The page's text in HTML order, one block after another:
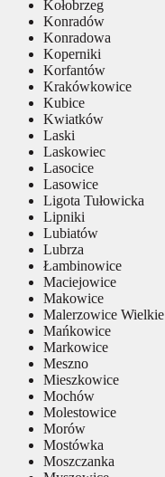
Kołobrzeg
Konradów
Konradowa
Koperniki
Korfantów
Krakówkowice
Kubice
Kwiatków
Laski
Laskowiec
Lasocice
Lasowice
Ligota Tułowicka
Lipniki
Lubiatów
Lubrza
Łambinowice
Maciejowice
Makowice
Malerzowice Wielkie
Mańkowice
Markowice
Meszno
Mieszkowice
Mochów
Molestowice
Morów
Mostówka
Moszczanka